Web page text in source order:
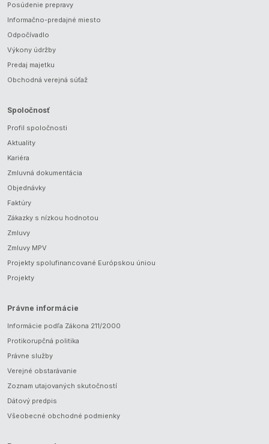
Posúdenie prepravy
Informačno-predajné miesto
Odpočívadlo
Výkony údržby
Predaj majetku
Obchodná verejná súťaž
Spoločnosť
Profil spoločnosti
Aktuality
Kariéra
Zmluvná dokumentácia
Objednávky
Faktúry
Zákazky s nízkou hodnotou
Zmluvy
Zmluvy MPV
Projekty spolufinancované Európskou úniou
Projekty
Právne informácie
Informácie podľa Zákona 211/2000
Protikorupčná politika
Právne služby
Verejné obstarávanie
Zoznam utajovaných skutočností
Dátový predpis
Všeobecné obchodné podmienky